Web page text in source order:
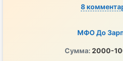
8
МФО До
Сумма: 2000-